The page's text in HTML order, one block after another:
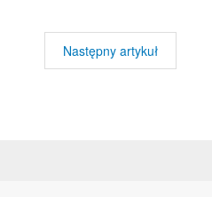
Następny artykuł